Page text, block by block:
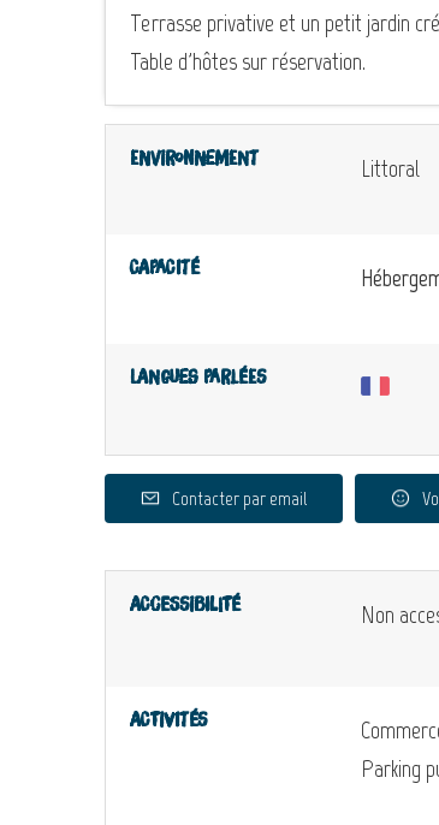
Terrasse privative et un petit jardin
Table d'hôtes sur réservation.
Environnement Littoral
Capacité
Langues parlées
Contacter par email
Accessibilité Non
Activités
Parking